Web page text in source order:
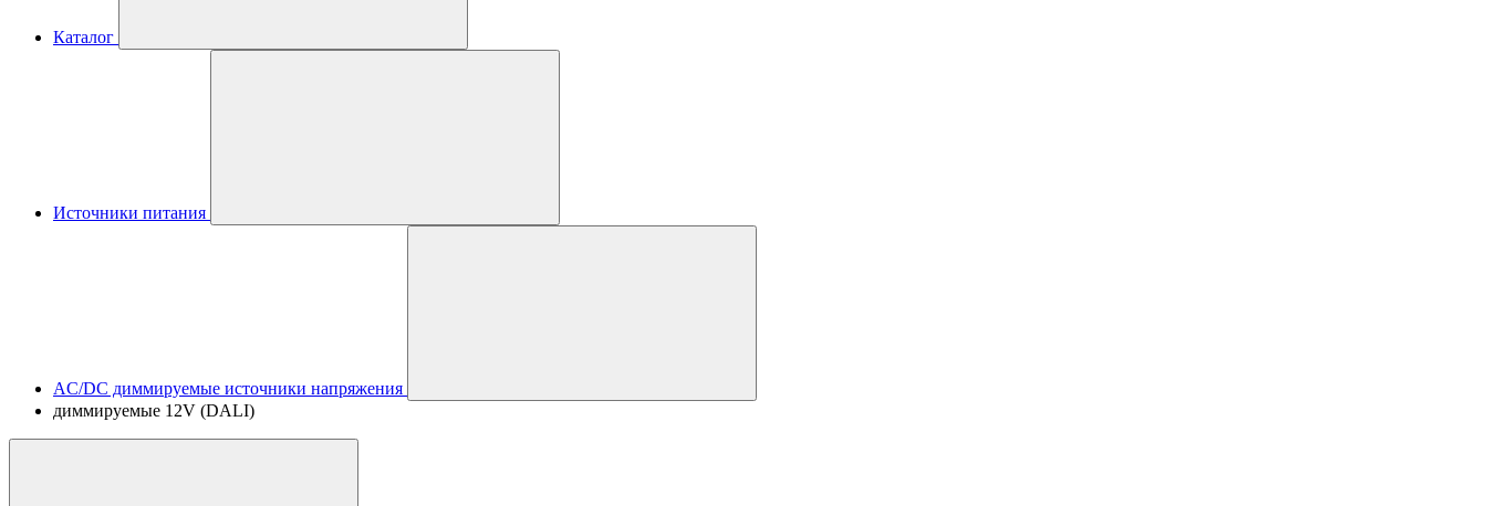
Каталог
Источники питания
AC/DC диммируемые источники напряжения
диммируемые 12V (DALI)